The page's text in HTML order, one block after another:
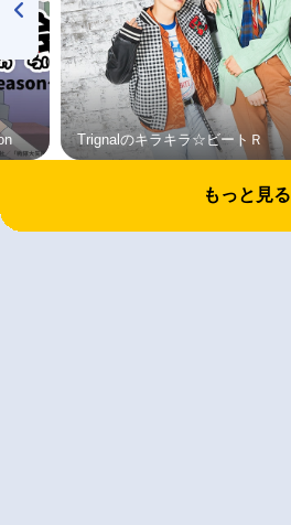
Trignalのキラキラ☆ビートＲ
もっと見る